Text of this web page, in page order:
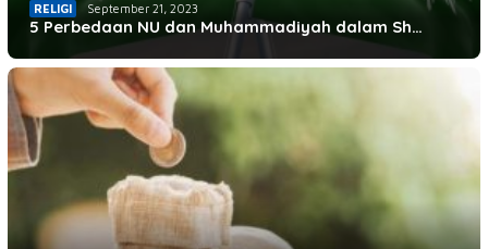
RELIGI September 21, 2023
5 Perbedaan NU dan Muhammadiyah dalam Sh…